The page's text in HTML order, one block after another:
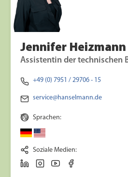
Jennifer Heizmann
Assistentin der technischen
+49 (0) 7951 / 29706 - 15
service@hanselmann.de
Sprachen:
Soziale Medien: